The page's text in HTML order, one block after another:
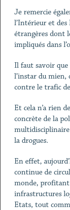
Je remercie
l’Intérieur et des
étrangères dont
impliqués dans
Il faut savoir que
l’instar du mien,
contre le trafic
Et cela n’a rien
concrète de la
la drogues.
En effet,
continue de
monde, profitant
infrastructures
Etats, tout